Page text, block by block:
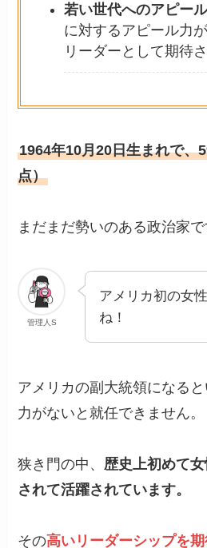
若い世代へのアピー
に対するアピール力
リーダーとして期待
1964年10月20日生まれで、
点）
まだまだ勢いのある政治家で
管理人S
アメリカ初の女
ね！
アメリカの副大統領になる
力がないと就任できません。
狭き門の中、 歴史上初めて
されて活躍されています。
その高いリーダーシップを